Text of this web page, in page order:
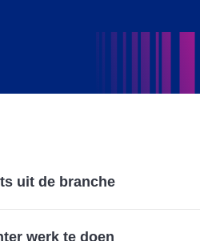
uit de branche
werk te doen